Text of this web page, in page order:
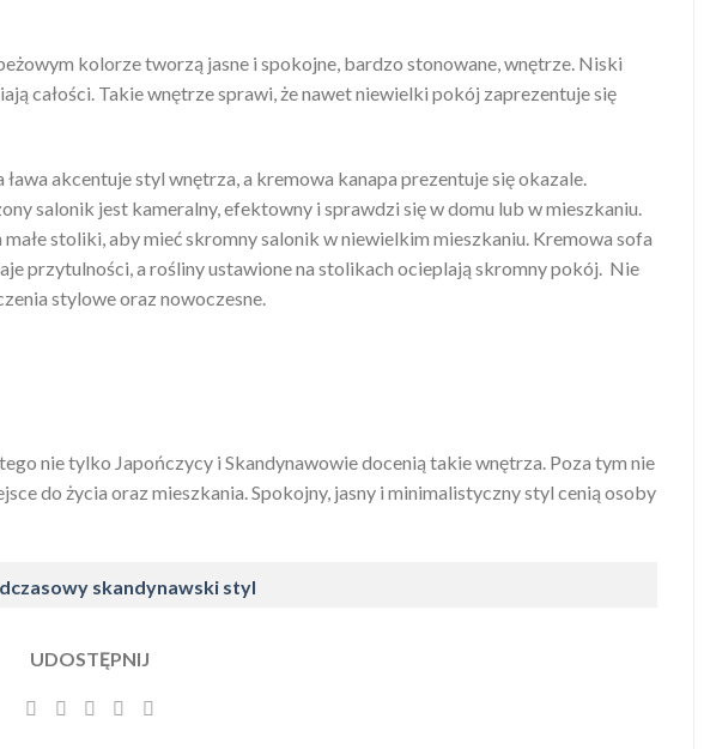
kolorze tworzą jasne i spokojne, bardzo stonowane, wnętrze. Niski
całości. Takie wnętrze sprawi, że nawet niewielki pokój zaprezentuje się
akcentuje styl wnętrza, a kremowa kanapa prezentuje się okazale.
salonik jest kameralny, efektowny i sprawdzi się w domu lub w mieszkaniu.
stoliki, aby mieć skromny salonik w niewielkim mieszkaniu. Kremowa sofa
przytulności, a rośliny ustawione na stolikach ocieplają skromny pokój. Nie
stylowe oraz nowoczesne.
nie tylko Japończycy i Skandynawowie docenią takie wnętrza. Poza tym nie
do życia oraz mieszkania. Spokojny, jasny i minimalistyczny styl cenią osoby
skandynawski styl
UDOSTĘPNIJ